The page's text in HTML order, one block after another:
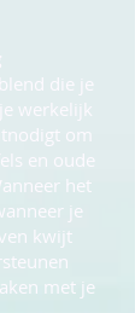
die je
werkelijk
om
en oude
het
je
kwijt
met je